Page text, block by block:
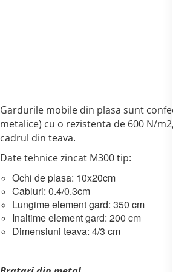
Gardurile mobile din plasa sunt
metalice) cu o rezistenta de 600 N/
cadrul din teava.
Date tehnice zincat M300 tip:
Ochi de plasa: 10x20cm
Cabluri: 0.4/0.3cm
Lungime element gard: 350 cm
Inaltime element gard: 200 cm
Dimensiuni teava: 4/3 cm